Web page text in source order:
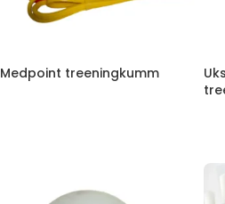
Medpoint treeningkumm